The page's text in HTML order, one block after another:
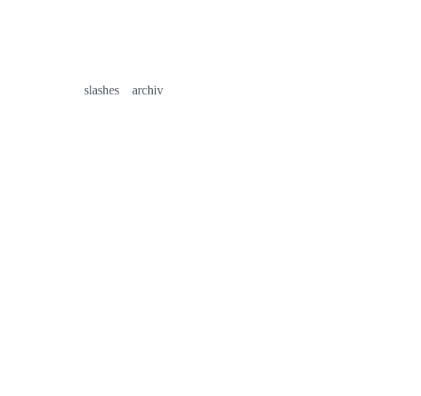
slashes archiv